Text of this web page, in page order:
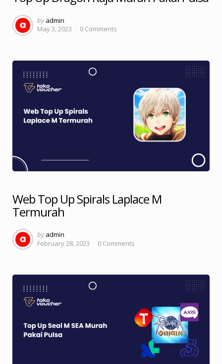
Posted
by
by admin
May 3, 2023
0 Comments
Web Top Up Spirals Laplace M
Termurah
Posted
by
by admin
February 28, 2023
0 Comments